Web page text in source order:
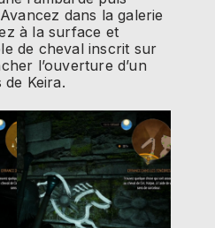
dans la galerie
à la surface et
de cheval inscrit sur
l’ouverture d’un
Keira.